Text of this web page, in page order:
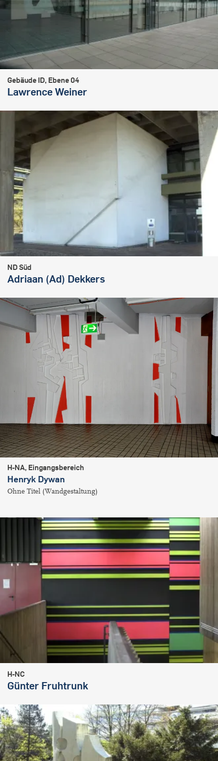
Gebäude ID, Ebene 04
Lawrence Weiner
ND Süd
Adriaan (Ad) Dekkers
H-NA, Eingangsbereich
Henryk Dywan
Ohne Titel (Wandgestaltung)
H-NC
Günter Fruhtrunk